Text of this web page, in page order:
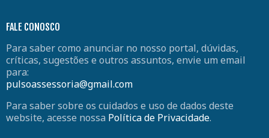
FALE CONOSCO
Para saber como anunciar no nosso portal, dúvidas,
críticas, sugestões e outros assuntos, envie um email
para:
pulsoassessoria@gmail.com
Para saber sobre os cuidados e uso de dados deste
website, acesse nossa Política de Privacidade.